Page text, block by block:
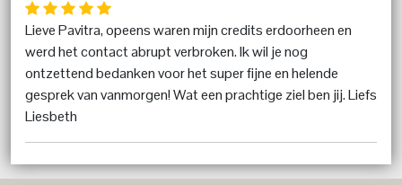
Lieve Pavitra, opeens waren mijn credits erdoorheen en
werd het contact abrupt verbroken. Ik wil je nog
ontzettend bedanken voor het super fijne en helende
gesprek van vanmorgen! Wat een prachtige ziel ben jij. Liefs
Liesbeth